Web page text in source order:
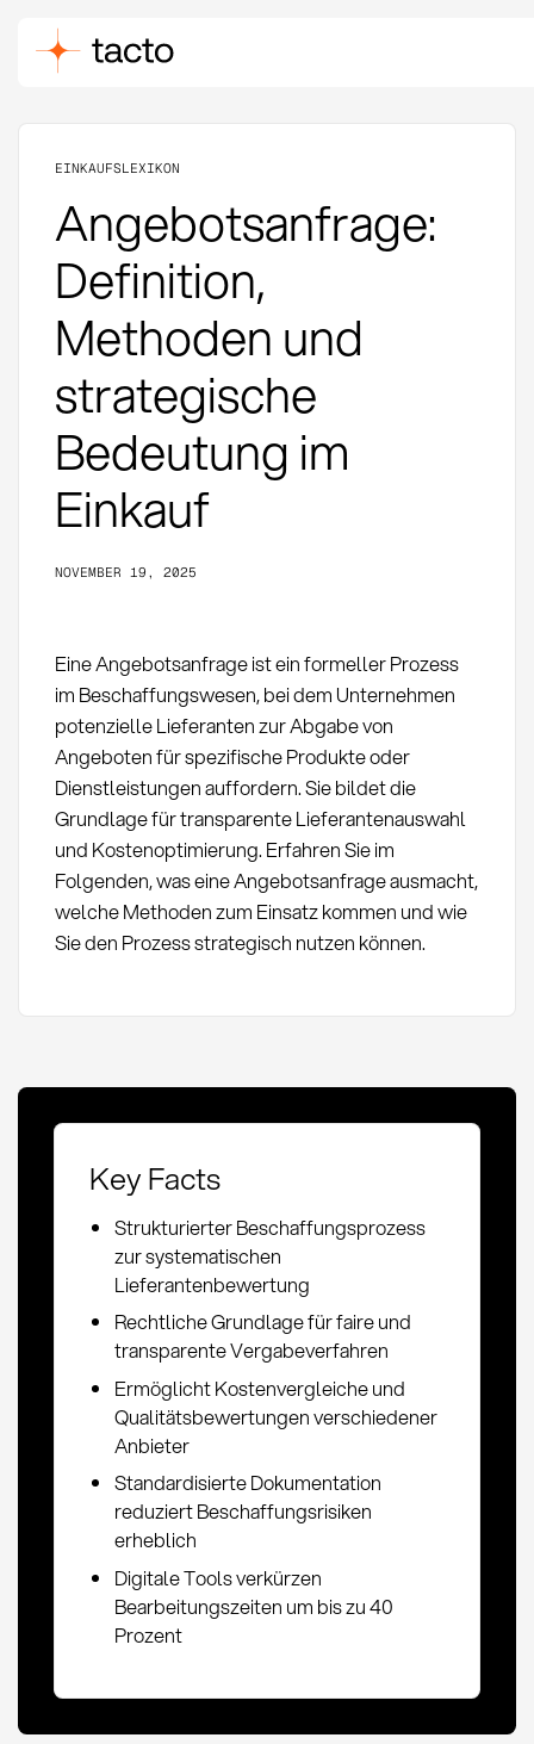
EINKAUFSLEXIKON
Angebotsanfrage:
Definition,
Methoden und
strategische
Bedeutung im
Einkauf
NOVEMBER 19, 2025
Eine Angebotsanfrage ist ein formeller Prozess
im Beschaffungswesen, bei dem Unternehmen
potenzielle Lieferanten zur Abgabe von
Angeboten für spezifische Produkte oder
Dienstleistungen auffordern. Sie bildet die
Grundlage für transparente Lieferantenauswahl
und Kostenoptimierung. Erfahren Sie im
Folgenden, was eine Angebotsanfrage ausmacht,
welche Methoden zum Einsatz kommen und wie
Sie den Prozess strategisch nutzen können.
Key Facts
Strukturierter Beschaffungsprozess
zur systematischen
Lieferantenbewertung
Rechtliche Grundlage für faire und
transparente Vergabeverfahren
Ermöglicht Kostenvergleiche und
Qualitätsbewertungen verschiedener
Anbieter
Standardisierte Dokumentation
reduziert Beschaffungsrisiken
erheblich
Digitale Tools verkürzen
Bearbeitungszeiten um bis zu 40
Prozent